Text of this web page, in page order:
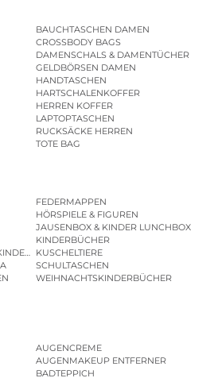
BAUCHTASCHEN DAMEN
CROSSBODY BAGS
DAMENSCHALS & DAMENTÜCHER
GELDBÖRSEN DAMEN
HANDTASCHEN
HARTSCHALENKOFFER
HERREN KOFFER
LAPTOPTASCHEN
RUCKSÄCKE HERREN
TOTE BAG
FEDERMAPPEN
HÖRSPIELE & FIGUREN
JAUSENBOX & KINDER LUNCHBOX
KINDERBÜCHER
| KINDERGARTENBEUTEL
KUSCHELTIERE
SCHULTASCHEN
WEIHNACHTSKINDERBÜCHER
AUGENCREME
AUGENMAKEUP ENTFERNER
BADTEPPICH